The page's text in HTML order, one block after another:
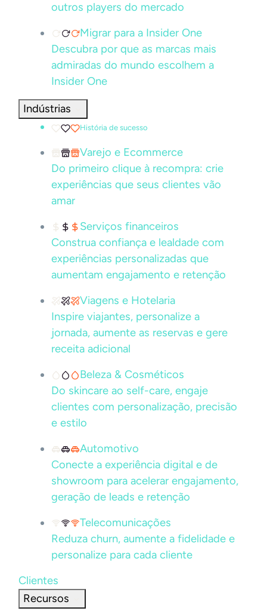
outros players do mercado
Migrar para a Insider One
Descubra por que as marcas mais
admiradas do mundo escolhem a
Insider One
Indústrias
História de sucesso
Varejo e Ecommerce
Do primeiro clique à recompra: crie
experiências que seus clientes vão
amar
Serviços financeiros
Construa confiança e lealdade com
experiências personalizadas que
aumentam engajamento e retenção
Viagens e Hotelaria
Inspire viajantes, personalize a
jornada, aumente as reservas e gere
receita adicional
Beleza & Cosméticos
Do skincare ao self-care, engaje
clientes com personalização, precisão
e estilo
Automotivo
Conecte a experiência digital e de
showroom para acelerar engajamento,
geração de leads e retenção
Telecomunicações
Reduza churn, aumente a fidelidade e
personalize para cada cliente
Clientes
Recursos